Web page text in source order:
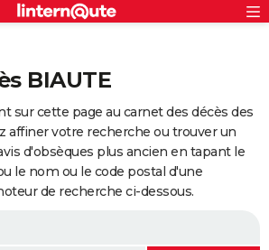
BIAUTE
sur cette page au carnet des décès des
affiner votre recherche ou trouver un
d'obsèques plus ancien en tapant le
le nom ou le code postal d'une
de recherche ci-dessous.